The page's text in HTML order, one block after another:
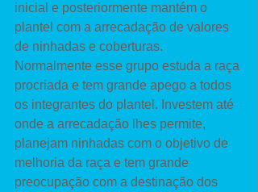
inicial e posteriormente mantém o
plantel com a arrecadação de valores
de ninhadas e coberturas.
Normalmente esse grupo estuda a raça
procriada e tem grande apego a todos
os integrantes do plantel. Investem até
onde a arrecadação lhes permite,
planejam ninhadas com o objetivo de
melhoria da raça e tem grande
preocupação com a destinação dos